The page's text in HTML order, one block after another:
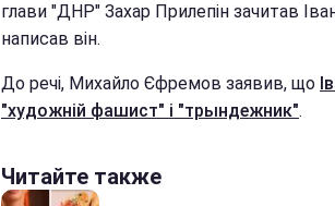
глави "ДНР" Захар Прилепін зачитав
написав він.
До речі, Михайло Єфремов заявив, що
"художній фашист" і "трындежник".
Читайте также